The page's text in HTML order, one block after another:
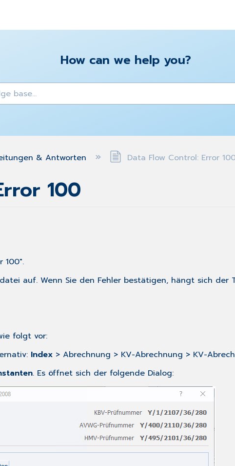
How can we help you?
& Antworten Data Flow Control: Error
100
100".
auf. Wenn Sie den Fehler bestätigen, hängt sich der
folgt vor:
Index > Abrechnung > KV-Abrechnung > KV-
. Es öffnet sich der folgende Dialog: